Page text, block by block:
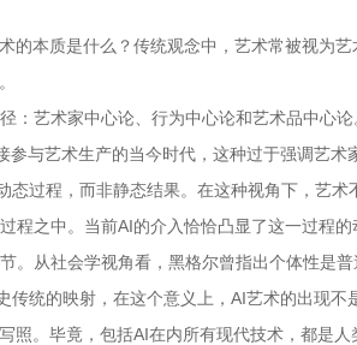
的本质是什么？传统观念中，艺术常被视为
：艺术家中心论、行为中心论和艺术品中心
参与艺术生产的当今时代，这种过于强调艺术
态过程，而非静态结果。在这种视角下，艺
程之中。当前AI的介入恰恰凸显了这一过程
。从社会学视角看，黑格尔曾指出个体性是
统的映射，在这个意义上，AI艺术的出现不
照。毕竟，包括AI在内所有现代技术，都是